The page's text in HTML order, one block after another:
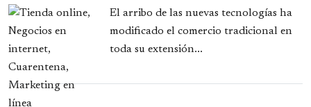
El arribo de las nuevas tecnologías ha
modificado el comercio tradicional en
toda su extensión...